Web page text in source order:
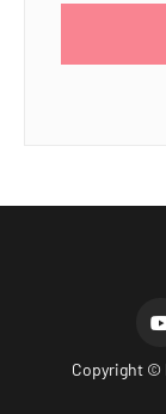
Copyright ©